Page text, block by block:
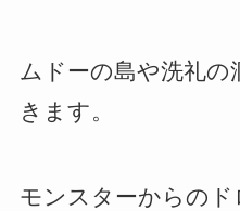
ムドーの島や洗礼
きます。
モンスターからの